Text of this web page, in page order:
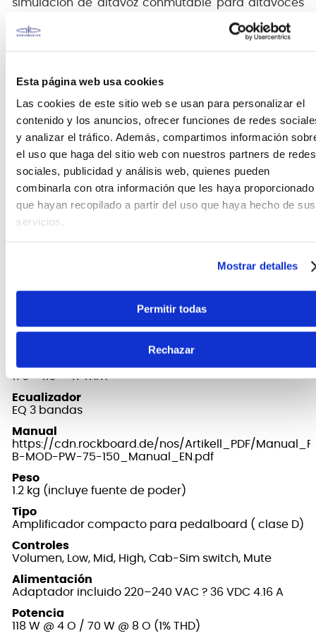
Esta página web usa cookies
Las cookies de este sitio web se usan para personalizar el
contenido y los anuncios, ofrecer funciones de redes
y analizar el tráfico. Además, compartimos información
el uso que haga del sitio web con nuestros partners de redes
sociales, publicidad y análisis web, quienes pueden
combinarla con otra información que les haya proporcionado
que hayan recopilado a partir del uso que haya hecho de sus
servicios.
Mostrar detalles
Permitir todas
Rechazar
simulación de altavoz conmutable para altavoces
montar directamente en la ranura MOD (disponible
permite una integración compacta en cualquier
Su diseño compacto y ligero, su potente sonido y su
funcionamiento silencioso convierten a los
RockBoard® PowerMOD en una opción asequible y
fiable para pedaleras, ideal para principiantes,
músicos exigentes y profesionales experimentados.
terceros
Montaje para pedalboards con ranura MOD;
conexiones frontales y traseras según diseño
Dimensiones
175 × 116 × 47 mm
Ecualizador
EQ 3 bandas
Manual
https://cdn.rockboard.de/nos/Artikell_PDF/
B-MOD-PW-75-150_Manual_EN.pdf
Peso
1.2 kg (incluye fuente de poder)
Tipo
Amplificador compacto para pedalboard ( clase D)
Controles
Volumen, Low, Mid, High, Cab-Sim switch, Mute
Alimentación
Adaptador incluido 220–240 VAC ? 36 VDC 4.16 A
Potencia
118 W @ 4 O / 70 W @ 8 O (1% THD)